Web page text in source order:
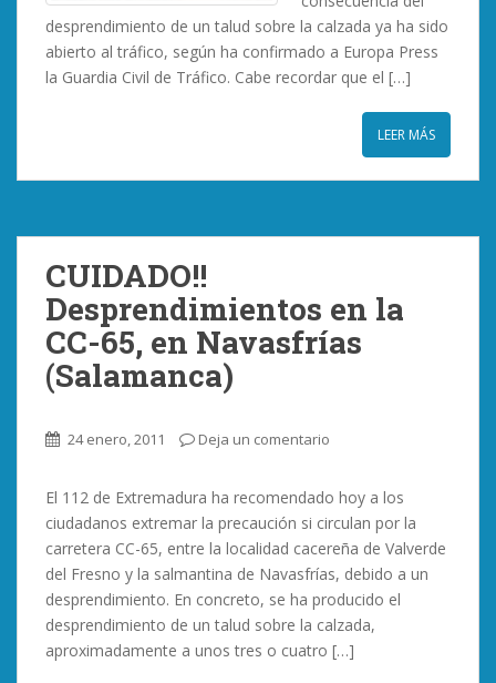
desprendimiento de un talud sobre la calzada ya ha sido
abierto al tráfico, según ha confirmado a Europa Press
la Guardia Civil de Tráfico. Cabe recordar que el […]
LEER MÁS
CUIDADO!!
Desprendimientos en la
CC-65, en Navasfrías
(Salamanca)
24 enero, 2011 Deja un comentario
El 112 de Extremadura ha recomendado hoy a los
ciudadanos extremar la precaución si circulan por la
carretera CC-65, entre la localidad cacereña de Valverde
del Fresno y la salmantina de Navasfrías, debido a un
desprendimiento. En concreto, se ha producido el
desprendimiento de un talud sobre la calzada,
aproximadamente a unos tres o cuatro […]